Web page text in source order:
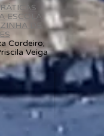
ESCOLA
DE
Cordeiro;
Veiga